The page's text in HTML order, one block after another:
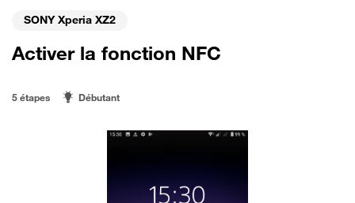
SONY Xperia XZ2
Activer la fonction NFC
5 étapes Débutant